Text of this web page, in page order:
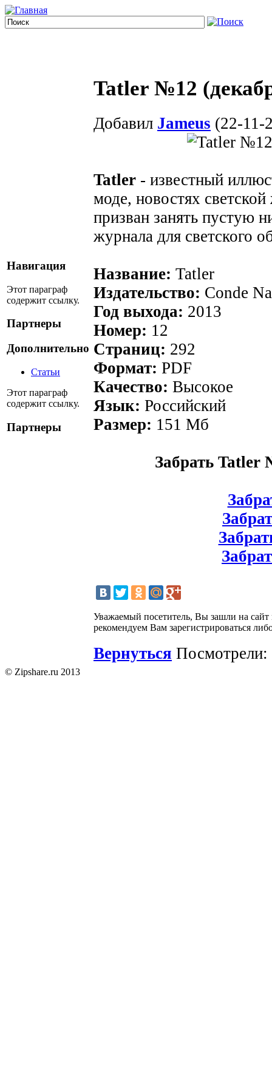
Навигация
Этот параграф
содержит ссылку.
Партнеры
Дополнительно
Статьи
Этот параграф
содержит ссылку.
Партнеры
Tatler №12
Добавил Jameus (22-11-
Tatler - известный
моде, новостях
призван занять пустую
журнала для светского
Название: Tatler
Издательство: Conde
Год выхода: 2013
Номер: 12
Страниц: 292
Формат: PDF
Качество: Высокое
Язык: Российский
Размер: 151 Мб
Забрать Tatler
Уважаемый посетитель, Вы зашли на
рекомендуем Вам зарегистрироваться
Вернуться Посмотрели:
© Zipshare.ru 2013